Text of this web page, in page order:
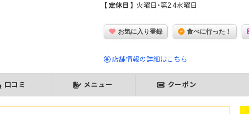
定休日
火曜日・第2.4水曜日
お気に入り登録 食べに行った！
店舗情報の詳細はこちら
口コミ メニュー クーポン